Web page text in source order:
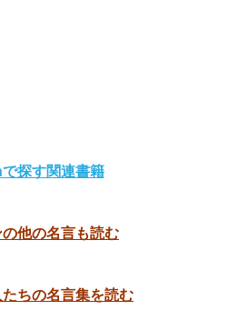
探す関連書籍
他の名言も読む
ちの名言集を読む